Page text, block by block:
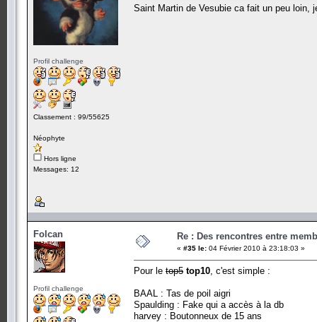
Profil challenge
Classement : 99/55625
Néophyte
Hors ligne
Messages: 12
Saint Martin de Vesubie ca fait un peu loin,
Folcan
Profil challenge
Re : Des rencontres entre
« #35 le: 04 Février 2010 à 23:18:03 »
Pour le top5 top10 , c'est simple :
BAAL : Tas de poil aigri
Spaulding : Fake qui a accès à la db
harvey : Boutonneux de 15 ans